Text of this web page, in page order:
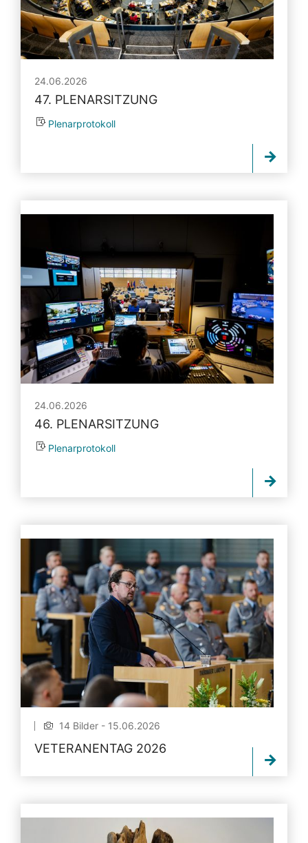
24.06.2026
47. PLENARSITZUNG
Plenarprotokoll
24.06.2026
46. PLENARSITZUNG
Plenarprotokoll
14 Bilder - 15.06.2026
VETERANENTAG 2026